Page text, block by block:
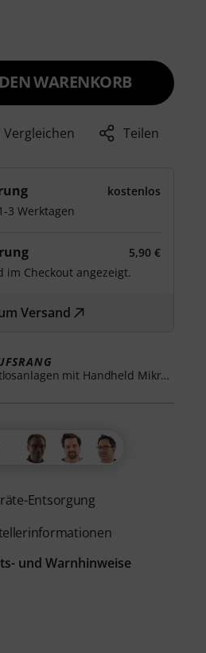
WARENKORB
Vergleichen Teilen
kostenlos
3 Werktagen
5,90 €
im Checkout angezeigt.
Versand
in Drahtlosanlagen mit Handheld Mikrofon
Entsorgung
und Warnhinweise